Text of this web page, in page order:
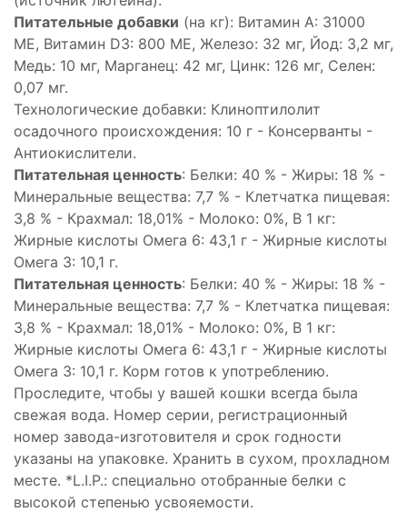
Питательные добавки (на кг): Витамин A: 31000
ME, Витамин D3: 800 ME, Железо: 32 мг, Йод: 3,2 мг,
Медь: 10 мг, Марганец: 42 мг, Цинк: 126 мг, Ceлeн:
0,07 мг.
Технологические добавки: Клиноптилолит
осадочного происхождения: 10 г - Консерванты -
Антиокислители.
Питательная ценность: Белки: 40 % - Жиры: 18 % -
Минеральные вещества: 7,7 % - Клетчатка пищевая:
3,8 % - Крахмал: 18,01% - Молоко: 0%, В 1 кг:
Жирные кислоты Омега 6: 43,1 г - Жирные кислоты
Омега 3: 10,1 г.
Питательная ценность: Белки: 40 % - Жиры: 18 % -
Минеральные вещества: 7,7 % - Клетчатка пищевая:
3,8 % - Крахмал: 18,01% - Молоко: 0%, В 1 кг:
Жирные кислоты Омега 6: 43,1 г - Жирные кислоты
Омега 3: 10,1 г. Корм готов к употреблению.
Проследите, чтобы у вашей кошки всегда была
свежая вода. Номер серии, регистрационный
номер завода-изготовителя и срок годности
указаны на упаковке. Хранить в сухом, прохладном
месте. *L.I.P.: специально отобранные белки с
высокой степенью усвояемости.